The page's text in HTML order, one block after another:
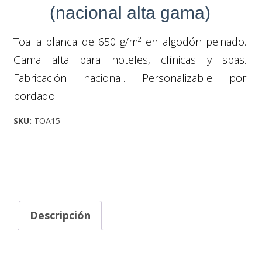
(nacional alta gama)
Toalla blanca de 650 g/m² en algodón peinado.
Gama alta para hoteles, clínicas y spas.
Fabricación nacional. Personalizable por
bordado.
SKU: TOA15
Descripción